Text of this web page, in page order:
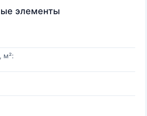
элементы
м²: